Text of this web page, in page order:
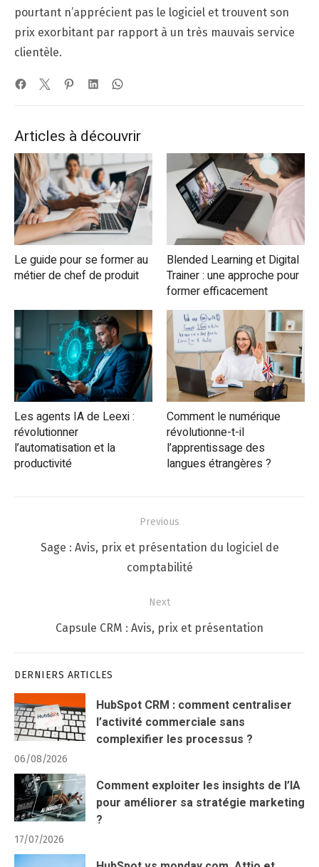
pourtant n’apprécient pas le logiciel et trouvent son
prix exorbitant par rapport à un très mauvais service
clientèle.
Articles à découvrir
Le guide pour se former au
métier de chef de produit
Blended Learning et Digital
Trainer : une approche pour
former efficacement
Les agents IA de Leexi :
révolutionner
l’automatisation et la
productivité
Comment le numérique
révolutionne-t-il
l’apprentissage des
langues étrangères ?
Previous
Previous
Sage : Avis, prix et présentation du logiciel de
comptabilité
Next
Next
Capsule CRM : Avis, prix et présentation
DERNIERS ARTICLES
HubSpot CRM : comment centraliser
l’activité commerciale sans
complexifier les processus ?
06/08/2026
Comment exploiter les insights de l’IA
pour améliorer sa stratégie marketing
?
17/07/2026